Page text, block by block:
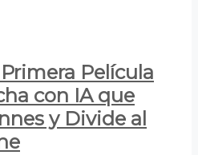
Película
con IA que
y Divide al